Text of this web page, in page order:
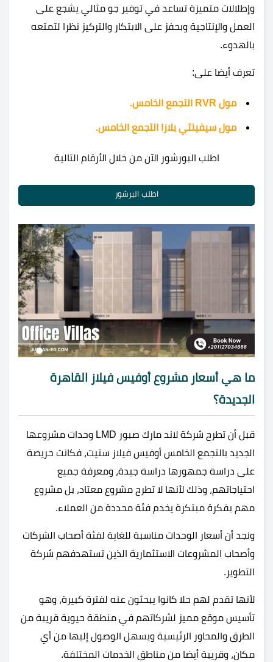
وإطلالات متميزة تساعد في توفير جو مثالي يشجع على
العمل والإنتاجية وبحفز على الابتكار والتركيز نظرا لتمتعه
بالهدوء.
تعرف أيضا على:
مول RVR التجمع الخامس.
مول سيفينتي بلازا التجمع الخامس.
اطلب البورشور الآن من خلال الأرقام التالية
اطلب البرشور
ما هي أسعار مشروع أوفيس فيلاز القاهرة
الجديدة؟
قبل أن تطرح شركة لاند مارك صبور LMD وحدات مشروعها
الجديد بالتجمع الخامس أوفيس فيلاز ستيت، فكانت حريصة
على دراسة جمهورها دراسة جيدة، ومعرفة جميع
احتياجاتهم، وذلك لأنها لا تطرح مشروع معتاد، بل مشروع
مهم بفكرة مبتكرة يخدم فئة محددة من العملاء.
ونجد أن أسعار الوحدات مناسبة للغاية لفئة أصحاب الشركات
وأصحاب المشروعات الاستثمارية الذين تستهدفهم شركة
التطوير.
لأنها تقدم لهم حلا كانوا يبحثون عنه لفترة كبيرة، وهو
تأسيس موقع مميز لشركاتهم في منطقة حيوية قريبة من
الطرق والمحاور الرئيسية ويسهل الوصول إليها من أي
مكان، وقريبة أيضا من مناطق الخدمات المختلفة.